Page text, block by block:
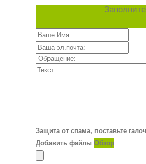
Защита от спама, поставьте
Добавить файлы Обзор